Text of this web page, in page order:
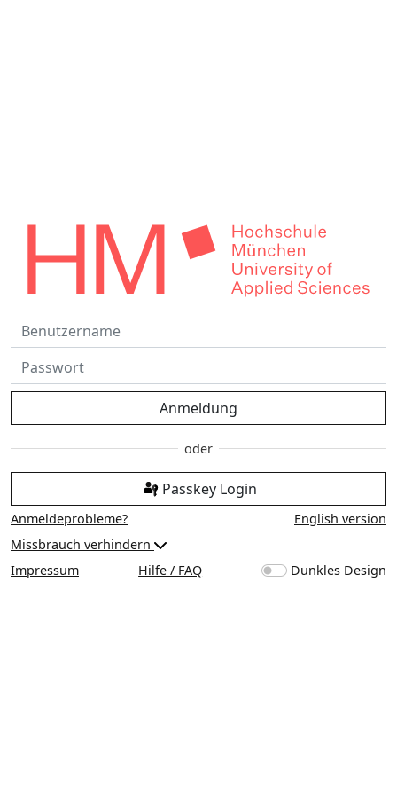
Anmeldung
Passkey Login
Anmeldeprobleme?
English version
Missbrauch verhindern
Impressum
Hilfe / FAQ Dunkles Design